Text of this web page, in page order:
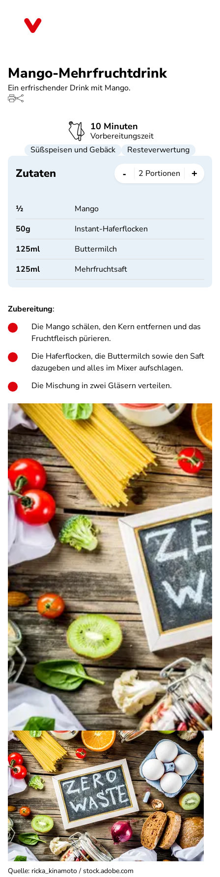
Mango-Mehrfruchtdrink
Ein erfrischender Drink mit Mango.
10 Minuten
Vorbereitungszeit
Süßspeisen und Gebäck
Resteverwertung
Zutaten - 2 Portionen +
½
Mango
50g
Instant-Haferflocken
125ml
Buttermilch
125ml Mehrfruchtsaft
Zubereitung:
Die Mango schälen, den Kern entfernen und das
Fruchtfleisch pürieren.
Die Haferflocken, die Buttermilch sowie den Saft
dazugeben und alles im Mixer aufschlagen.
Die Mischung in zwei Gläsern verteilen.
Quelle: ricka_kinamoto / stock.adobe.com